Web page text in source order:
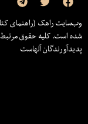
وب‌سایت راهک (راهنمای
شده است. کلیه حقوق مرتبط
پدیدآورندگان آنهاست